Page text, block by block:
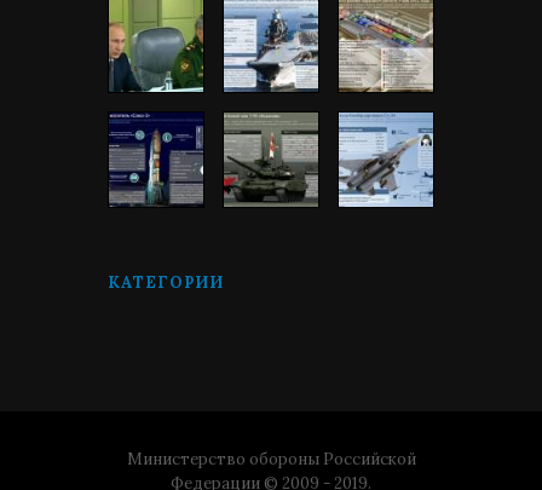
КАТЕГОРИИ
Министерство обороны Российской
Федерации © 2009 - 2019.